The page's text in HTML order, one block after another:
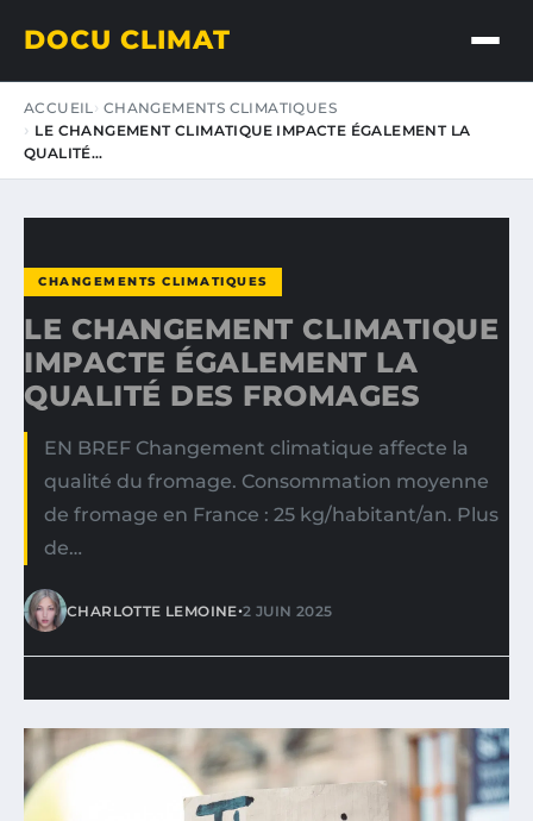
DOCU CLIMAT
ACCUEIL CHANGEMENTS CLIMATIQUES
LE CHANGEMENT CLIMATIQUE IMPACTE ÉGALEMENT LA
QUALITÉ…
CHANGEMENTS CLIMATIQUES
LE CHANGEMENT CLIMATIQUE
IMPACTE ÉGALEMENT LA
QUALITÉ DES FROMAGES
EN BREF Changement climatique affecte la
qualité du fromage. Consommation moyenne
de fromage en France : 25 kg/habitant/an. Plus
de…
CHARLOTTE LEMOINE•2 JUIN 2025